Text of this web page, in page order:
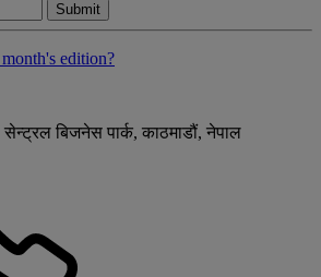
Submit
edition?
बिजनेस पार्क, काठमाडौं, नेपाल